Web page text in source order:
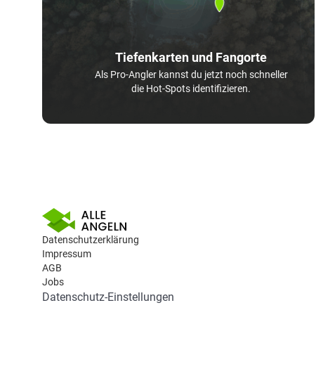
Tiefenkarten und Fangorte
Als Pro-Angler kannst du jetzt noch schneller
die Hot-Spots identifizieren.
Datenschutzerklärung
Impressum
AGB
Jobs
Datenschutz-Einstellungen